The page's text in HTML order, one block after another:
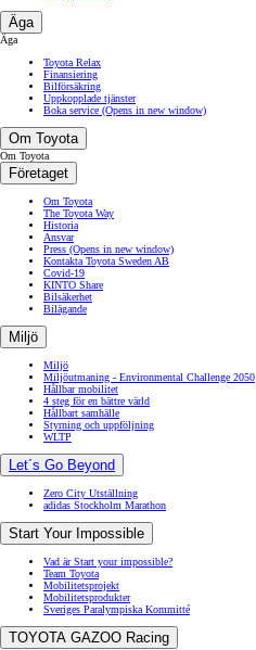
Äga
Äga
Toyota Relax
Finansiering
Bilförsäkring
Uppkopplade tjänster
Boka service (Opens in new window)
Om Toyota
Om Toyota
Företaget
Om Toyota
The Toyota Way
Historia
Ansvar
Press (Opens in new window)
Kontakta Toyota Sweden AB
Covid-19
KINTO Share
Bilsäkerhet
Bilägande
Miljö
Miljö
Miljöutmaning - Environmental Challenge 2050
Hållbar mobilitet
4 steg för en bättre värld
Hållbart samhälle
Styrning och uppföljning
WLTP
Let´s Go Beyond
Zero City Utställning
adidas Stockholm Marathon
Start Your Impossible
Vad är Start your impossible?
Team Toyota
Mobilitetsprojekt
Mobilitetsprodukter
Sveriges Paralympiska Kommitté
TOYOTA GAZOO Racing